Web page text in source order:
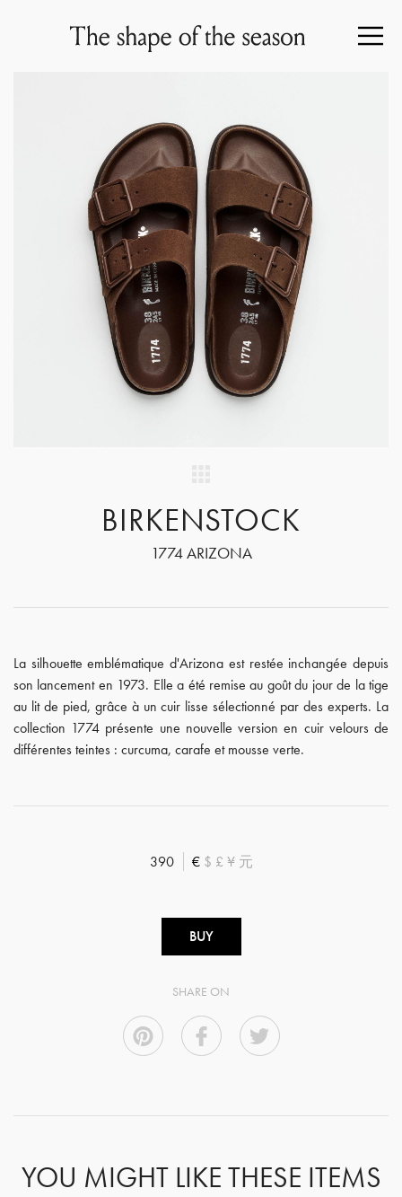
BIRKENSTOCK
1774 ARIZONA
La silhouette emblématique d'Arizona est restée inchangée depuis
son lancement en 1973. Elle a été remise au goût du jour de la tige
au lit de pied, grâce à un cuir lisse sélectionné par des experts. La
collection 1774 présente une nouvelle version en cuir velours de
différentes teintes : curcuma, carafe et mousse verte.
390 € $ £ ¥ 元
BUY
SHARE ON
YOU MIGHT LIKE THESE ITEMS